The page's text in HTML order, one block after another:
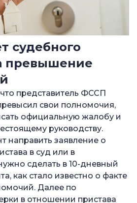
судебного
превышение
представитель ФССП
свои полномочия,
официальную жалобу и
руководству.
направить заявление о
в суд или в
сделать в 10-дневный
как стало известно о факте
Далее по
в отношении пристава